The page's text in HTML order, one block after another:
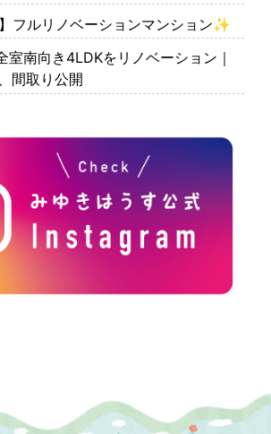
フルリノベーションマンション✨
室南向き4LDKをリノベーション｜
間取り公開